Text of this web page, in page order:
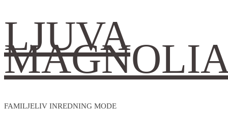
LJUVA
FAMILJELIV INREDNING MODE